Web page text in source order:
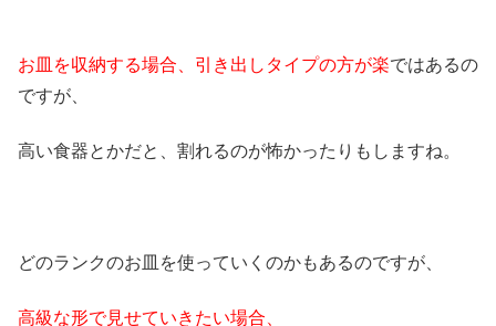
お皿を収納する場合、引き出しタイプの方が楽ではあるの
ですが、
高い食器とかだと、割れるのが怖かったりもしますね。
どのランクのお皿を使っていくのかもあるのですが、
高級な形で見せていきたい場合、